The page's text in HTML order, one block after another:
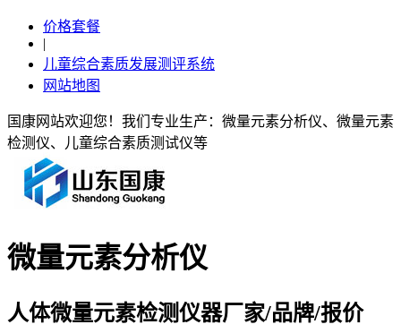
价格套餐
|
儿童综合素质发展测评系统
网站地图
国康网站欢迎您！我们专业生产：微量元素分析仪、微量元素
检测仪、儿童综合素质测试仪等
微量元素分析仪
人体微量元素检测仪器厂家/品牌/报价